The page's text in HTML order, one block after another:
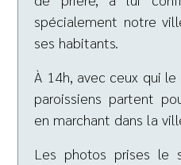
spécialement notre
ses habitants.
À 14h, avec ceux qui
paroissiens partent
en marchant dans la
Les photos prises le